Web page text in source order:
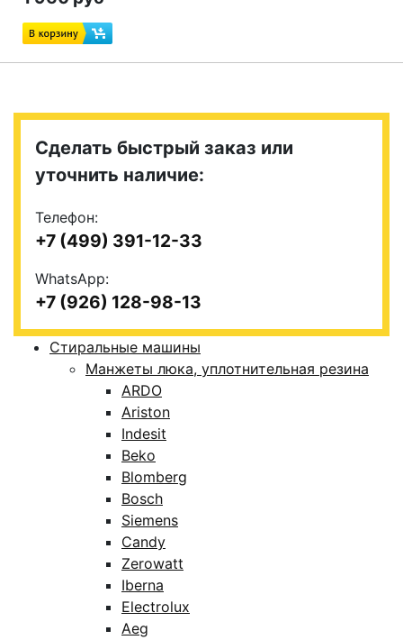
Сделать быстрый заказ или
уточнить наличие:
Телефон:
+7 (499) 391-12-33
WhatsApp:
+7 (926) 128-98-13
Стиральные машины
Манжеты люка, уплотнительная резина
ARDO
Ariston
Indesit
Beko
Blomberg
Bosch
Siemens
Candy
Zerowatt
Iberna
Electrolux
Aeg